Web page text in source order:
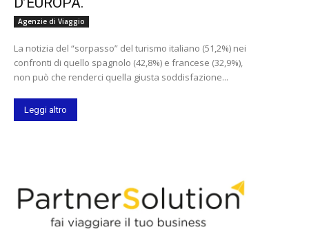
Agenzie di Viaggio
La notizia del “sorpasso” del turismo italiano (51,2%) nei
confronti di quello spagnolo (42,8%) e francese (32,9%),
non può che renderci quella giusta soddisfazione...
Leggi altro